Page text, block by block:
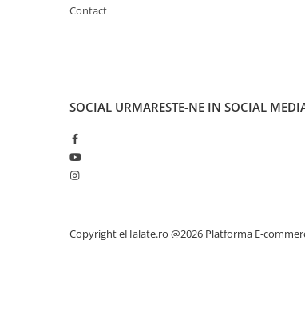
Contact
SOCIAL URMARESTE-NE IN SOCIAL
Copyright eHalate.ro @2026 Platforma E-